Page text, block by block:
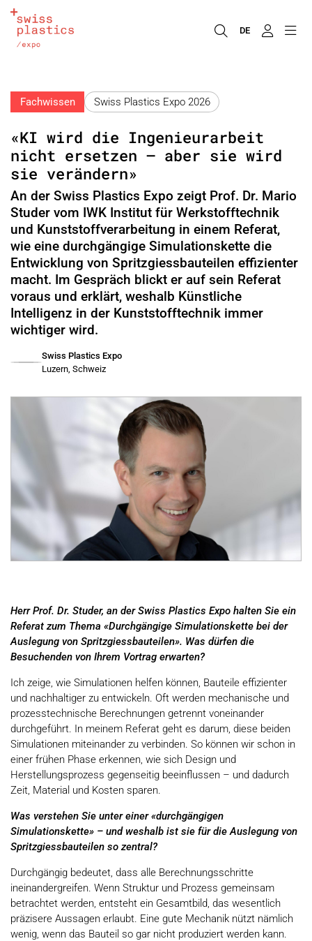
DE
Fachwissen Swiss Plastics Expo 2026
«KI wird die Ingenieurarbeit
nicht ersetzen – aber sie wird
sie verändern»
An der Swiss Plastics Expo zeigt Prof. Dr. Mario
Studer vom IWK Institut für Werkstofftechnik
und Kunststoffverarbeitung in einem Referat,
wie eine durchgängige Simulationskette die
Entwicklung von Spritzgiessbauteilen effizienter
macht. Im Gespräch blickt er auf sein Referat
voraus und erklärt, weshalb Künstliche
Intelligenz in der Kunststofftechnik immer
wichtiger wird.
Swiss Plastics Expo
Luzern, Schweiz
Herr Prof. Dr. Studer, an der Swiss Plastics Expo halten Sie ein
Referat zum Thema «Durchgängige Simulationskette bei der
Auslegung von Spritzgiessbauteilen». Was dürfen die
Besuchenden von Ihrem Vortrag erwarten?
Ich zeige, wie Simulationen helfen können, Bauteile effizienter
und nachhaltiger zu entwickeln. Oft werden mechanische und
prozesstechnische Berechnungen getrennt voneinander
durchgeführt. In meinem Referat geht es darum, diese beiden
Simulationen miteinander zu verbinden. So können wir schon in
einer frühen Phase erkennen, wie sich Design und
Herstellungsprozess gegenseitig beeinflussen – und dadurch
Zeit, Material und Kosten sparen.
Was verstehen Sie unter einer «durchgängigen
Simulationskette» – und weshalb ist sie für die Auslegung von
Spritzgiessbauteilen so zentral?
Durchgängig bedeutet, dass alle Berechnungsschritte
ineinandergreifen. Wenn Struktur und Prozess gemeinsam
betrachtet werden, entsteht ein Gesamtbild, das wesentlich
präzisere Aussagen erlaubt. Eine gute Mechanik nützt nämlich
wenig, wenn das Bauteil so gar nicht produziert werden kann.